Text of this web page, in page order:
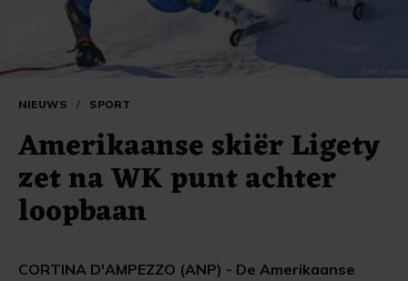
NIEUWS / SPORT
Amerikaanse skiër Ligety
zet na WK punt achter
loopbaan
CORTINA D'AMPEZZO (ANP) - De Amerikaanse